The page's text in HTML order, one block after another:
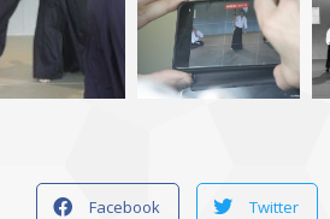
Facebook Twitter